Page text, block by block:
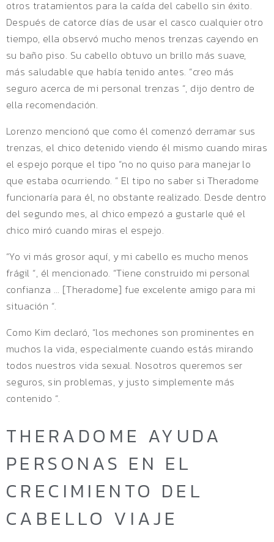
otros tratamientos para la caída del cabello sin éxito.
Después de catorce días de usar el casco cualquier otro
tiempo, ella observó mucho menos trenzas cayendo en
su baño piso. Su cabello obtuvo un brillo más suave,
más saludable que había tenido antes. “creo más
seguro acerca de mi personal trenzas “, dijo dentro de
ella recomendación.
Lorenzo mencionó que como él comenzó derramar sus
trenzas, el chico detenido viendo él mismo cuando miras
el espejo porque el tipo “no no quiso para manejar lo
que estaba ocurriendo. ” El tipo no saber si Theradome
funcionaría para él, no obstante realizado. Desde dentro
del segundo mes, al chico empezó a gustarle qué el
chico miró cuando miras el espejo.
“Yo vi más grosor aquí, y mi cabello es mucho menos
frágil “, él mencionado. “Tiene construido mi personal
confianza … [Theradome] fue excelente amigo para mi
situación “.
Como Kim declaró, “los mechones son prominentes en
muchos la vida, especialmente cuando estás mirando
todos nuestros vida sexual. Nosotros queremos ser
seguros, sin problemas, y justo simplemente más
contenido “.
THERADOME AYUDA
PERSONAS EN EL
CRECIMIENTO DEL
CABELLO VIAJE